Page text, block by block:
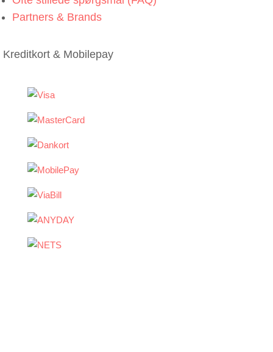
Partners & Brands
Kreditkort & Mobilepay